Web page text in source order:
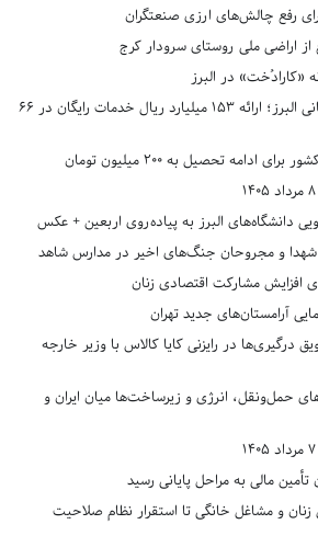
رفع چالش‌های ارزی صنعتگران
«کارادُخت» در البرز
رکوردزنی در عدالت درمانی البرز؛ ارائه ۱۵۳ میلیارد ریال خدمات رایگان در ۶۶
ادامه تحصیل به ۲۰۰ میلیون تومان
دانشگاه‌های البرز به پیاده‌روی اربعین + عکس
شهدا و مجروحان جنگ‌های اخیر در مدارس شاهد
افزایش مشارکت اقتصادی زنان
آرامستان‌های جدید تهران
درگیری‌ها در رایزنی کایا کالاس با وزیر خارجه
حمل‌ونقل، انرژی و زیرساخت‌ها میان ایران و
مالی به مراحل پایانی رسید
زنان و مشاغل خانگی تا استقرار نظام صلاحیت